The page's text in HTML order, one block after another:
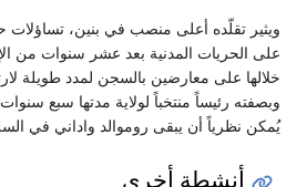
ويثير تقلّده أعلى منصب في بنين، تساؤلات
على الحريات المدنية بعد عشر سنوات من
خلالها على معارضين بالسجن لمدد طويلة
وبصفته رئيساً منتخباً لولاية مدتها سبع
يُمكن نظرياً أن يبقى روموالد واداني في
أنشطة أخرى